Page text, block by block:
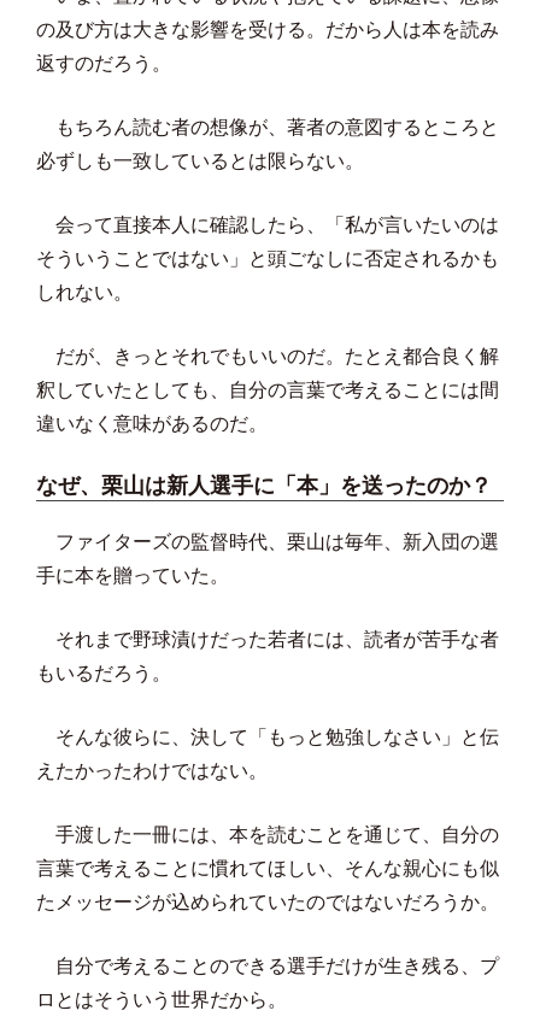
の及び方は大きな影響を受ける。だから人は本を読み
返すのだろう。
もちろん読む者の想像が、著者の意図するところと
必ずしも一致しているとは限らない。
会って直接本人に確認したら、「私が言いたいのは
そういうことではない」と頭ごなしに否定されるかも
しれない。
だが、きっとそれでもいいのだ。たとえ都合良く解
釈していたとしても、自分の言葉で考えることには間
違いなく意味があるのだ。
なぜ、栗山は新人選手に「本」を送ったのか？
ファイターズの監督時代、栗山は毎年、新入団の選
手に本を贈っていた。
それまで野球漬けだった若者には、読者が苦手な者
もいるだろう。
そんな彼らに、決して「もっと勉強しなさい」と伝
えたかったわけではない。
手渡した一冊には、本を読むことを通じて、自分の
言葉で考えることに慣れてほしい、そんな親心にも似
たメッセージが込められていたのではないだろうか。
自分で考えることのできる選手だけが生き残る、プ
ロとはそういう世界だから。